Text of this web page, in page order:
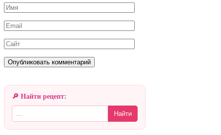
Имя
Email
Сайт
🔎 Найти рецепт:
Найти